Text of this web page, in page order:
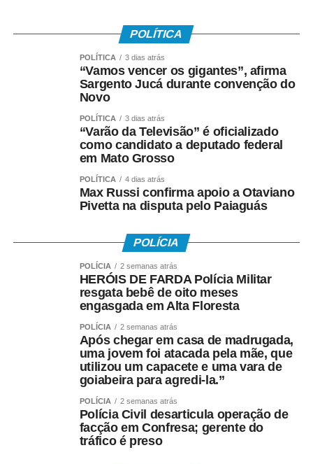
POLÍTICA
POLÍTICA 3 dias atrás
“Vamos vencer os gigantes”, afirma
Sargento Jucá durante convenção do
Novo
POLÍTICA 3 dias atrás
“Varão da Televisão” é oficializado
como candidato a deputado federal
em Mato Grosso
POLÍTICA 4 dias atrás
Max Russi confirma apoio a Otaviano
Pivetta na disputa pelo Paiaguás
POLÍCIA
POLÍCIA 2 semanas atrás
HERÓIS DE FARDA Polícia Militar
resgata bebê de oito meses
engasgada em Alta Floresta
POLÍCIA 2 semanas atrás
Após chegar em casa de madrugada,
uma jovem foi atacada pela mãe, que
utilizou um capacete e uma vara de
goiabeira para agredi-la.”
POLÍCIA 2 semanas atrás
Polícia Civil desarticula operação de
facção em Confresa; gerente do
tráfico é preso